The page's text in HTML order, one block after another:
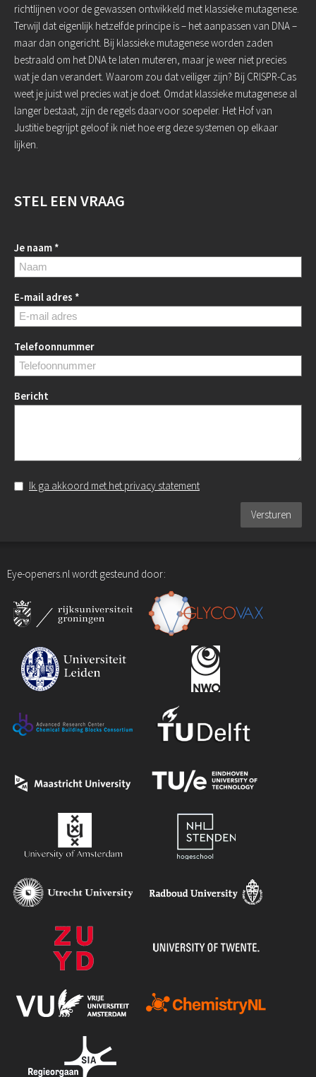
richtlijnen voor de gewassen ontwikkeld met klassieke mutagenese.
Terwijl dat eigenlijk hetzelfde principe is – het aanpassen van DNA –
maar dan ongericht. Bij klassieke mutagenese worden zaden
bestraald om het DNA te laten muteren, maar je weer niet precies
wat je dan verandert. Waarom zou dat veiliger zijn? Bij CRISPR-Cas
weet je juist wel precies wat je doet. Omdat klassieke mutagenese al
langer bestaat, zijn de regels daarvoor soepeler. Het Hof van
Justitie begrijpt geloof ik niet hoe erg deze systemen op elkaar
lijken.
STEL EEN VRAAG
Je naam *
E-mail adres *
Telefoonnummer
Bericht
Ik ga akkoord met het privacy statement
Versturen
Eye-openers.nl wordt gesteund door: